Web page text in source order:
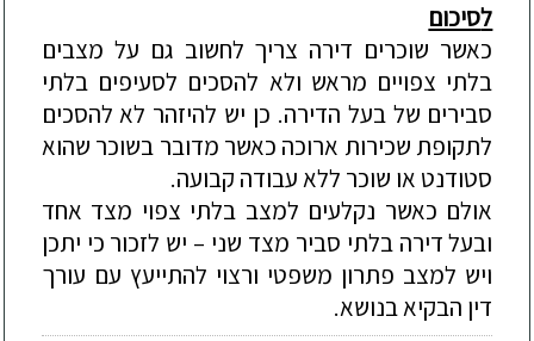
לסיכום
כאשר שוכרים דירה צריך לחשוב גם על מצבים
בלתי צפויים מראש ולא להסכים לסעיפים בלתי
סבירים של בעל הדירה. כן יש להיזהר לא להסכים
לתקופת שכירות ארוכה כאשר מדובר בשוכר שהוא
סטודנט או שוכר ללא עבודה קבועה.
אולם כאשר נקלעים למצב בלתי צפוי מצד אחד
ובעל דירה בלתי סביר מצד שני – יש לזכור כי יתכן
ויש למצב פתרון משפטי ורצוי להתייעץ עם עורך
דין הבקיא בנושא.